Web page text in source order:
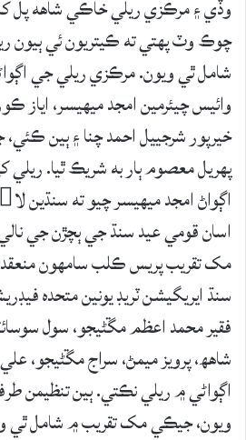
وڏي ۽ مرڪزي ريلي خاڪي شاھه پل
چوڪ وٽ پھتي ته ڪيتريون ئي ٻيون
شامل ٿي ويون. مرڪزي ريلي جي
وائيس چيئرمين امجد میھيسر، اياز
خيرپور شرجيیل احمد چنا ۽ ٻين
پھريل معصوم ٻار به شريڪ ٿيا.
اسان قومي عيد سنڌ جي ٻچڙن جي
مک تقريب پريس ڪلب سامهون
سنڌ ايريگيشن ٽريڊ يونين متحده
فقير محمد اعظم مڱڻيجو، سول
شاهھ، پرويز ميمڻ، سراج مڱڻيجو،
اڳواڻي ۾ ريلي نڪتي. ٻين تنظيمن
ويون، جيڪي مک تقريب ۾ شامل ٿي